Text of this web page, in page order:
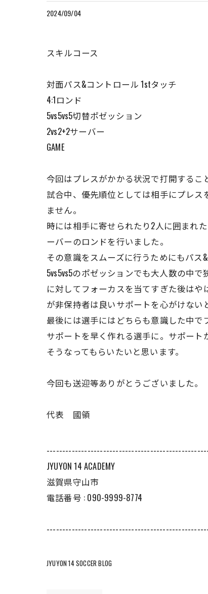
2024/09/04
スキルコース
対面パス&コントロール 1stタッチ
4:1ロンド
5vs5vs5切替ポゼッション
2vs2+2サーバー
GAME
今回はプレスがかかる状況で打開するこ
試合中、優先順位としては相手にプレ
ません。
時には相手に寄せられたり2人に囲まれ
ーバーのロンドを行いました。
その意識をスムーズに行うためにもパス
5vs5vs5のポゼッションでも大人数の中
に対してフォーカスを当てすぎた後は
が非保持者は良いサポートを心がけない
最後には選手にはどちらも意識した中で
サポートを早く作れる選手に。サポート
そうなってもらいたいと思います。
今回も送迎等ありがとうございました。
代表 國領
JYUYON 14 ACADEMY
滋賀県守山市
電話番号 : 090-9999-8774
JYUYON 14 SOCCER BLOG